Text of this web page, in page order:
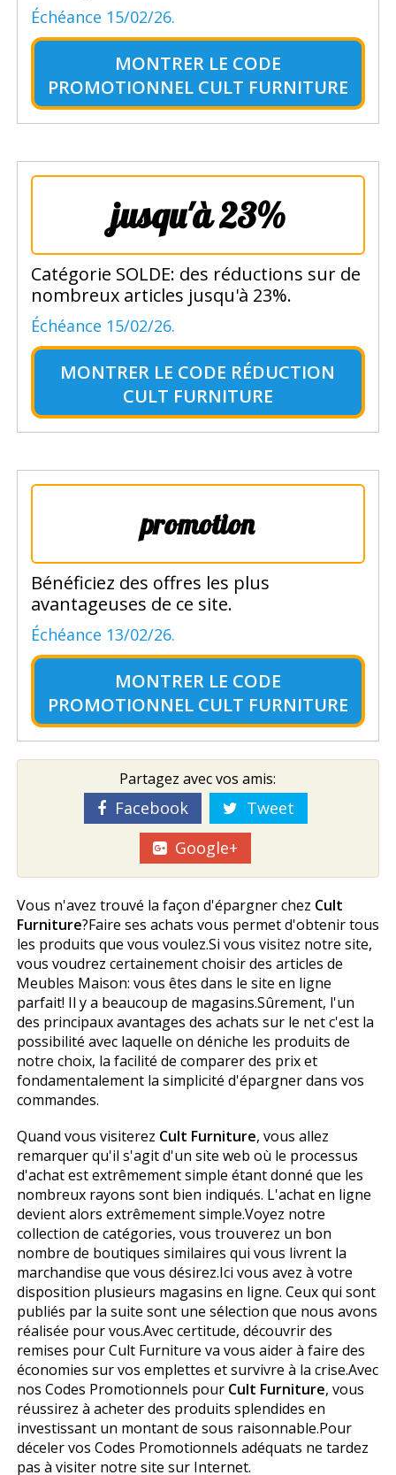
Échéance 15/02/26.
MONTRER LE CODE
PROMOTIONNEL CULT FURNITURE
jusqu'à 23%
Catégorie SOLDE: des réductions sur de
nombreux articles jusqu'à 23%.
Échéance 15/02/26.
MONTRER LE CODE RÉDUCTION
CULT FURNITURE
promotion
Bénéficiez des offres les plus
avantageuses de ce site.
Échéance 13/02/26.
MONTRER LE CODE
PROMOTIONNEL CULT FURNITURE
Partagez avec vos amis:
Facebook
Tweet
Google+
Vous n'avez trouvé la façon d'épargner chez Cult
Furniture?Faire ses achats vous permet d'obtenir tous
les produits que vous voulez.Si vous visitez notre site,
vous voudrez certainement choisir des articles de
Meubles Maison: vous êtes dans le site en ligne
parfait! Il y a beaucoup de magasins.Sûrement, l'un
des principaux avantages des achats sur le net c'est la
possibilité avec laquelle on déniche les produits de
notre choix, la facilité de comparer des prix et
fondamentalement la simplicité d'épargner dans vos
commandes.
Quand vous visiterez Cult Furniture, vous allez
remarquer qu'il s'agit d'un site web où le processus
d'achat est extrêmement simple étant donné que les
nombreux rayons sont bien indiqués. L'achat en ligne
devient alors extrêmement simple.Voyez notre
collection de catégories, vous trouverez un bon
nombre de boutiques similaires qui vous livrent la
marchandise que vous désirez.Ici vous avez à votre
disposition plusieurs magasins en ligne. Ceux qui sont
publiés par la suite sont une sélection que nous avons
réalisée pour vous.Avec certitude, découvrir des
remises pour Cult Furniture va vous aider à faire des
économies sur vos emplettes et survivre à la crise.Avec
nos Codes Promotionnels pour Cult Furniture, vous
réussirez à acheter des produits splendides en
investissant un montant de sous raisonnable.Pour
déceler vos Codes Promotionnels adéquats ne tardez
pas à visiter notre site sur Internet.